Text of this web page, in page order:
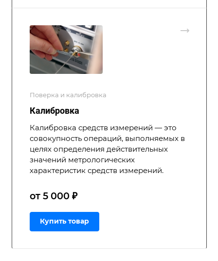
Поверка и калибровка
Калибровка
Калибровка средств измерений — это
совокупность операций, выполняемых в
целях определения действительных
значений метрологических
характеристик средств измерений.
от 5 000 ₽
Купить товар